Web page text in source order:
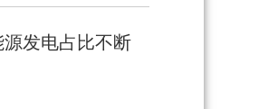
发电占比不断